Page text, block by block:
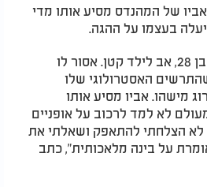
של המהנדס מסיע אותו מדי
בעצמו על ההגה.
"פגשתי מהנדס תוכנה בן 28, אב לילד קטן. אסור לו
האסטרולוגי שלו
מישהו. אביו מסיע אותו
לא למד לרכוב על אופניים
לא הצלחתי להתאפק ושאלתי את
על בינה מלאכותית", כתב